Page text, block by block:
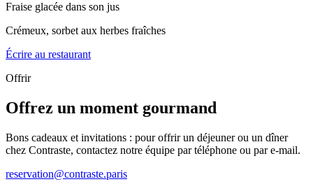
Fraise glacée dans son jus
Crémeux, sorbet aux herbes fraîches
Écrire au restaurant
Offrir
Offrez un moment gourmand
Bons cadeaux et invitations : pour offrir un déjeuner ou un dîner
chez Contraste, contactez notre équipe par téléphone ou par e-mail.
reservation@contraste.paris